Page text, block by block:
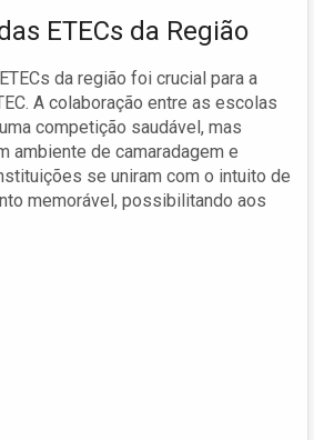
ETECs da Região
da região foi crucial para a
A colaboração entre as escolas
competição saudável, mas
ambiente de camaradagem e
se uniram com o intuito de
memorável, possibilitando aos